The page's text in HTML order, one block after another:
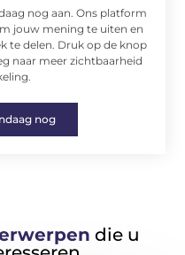
nog aan. Ons platform
jouw mening te uiten en
te delen. Druk op de knop
naar meer zichtbaarheid
nog
die u